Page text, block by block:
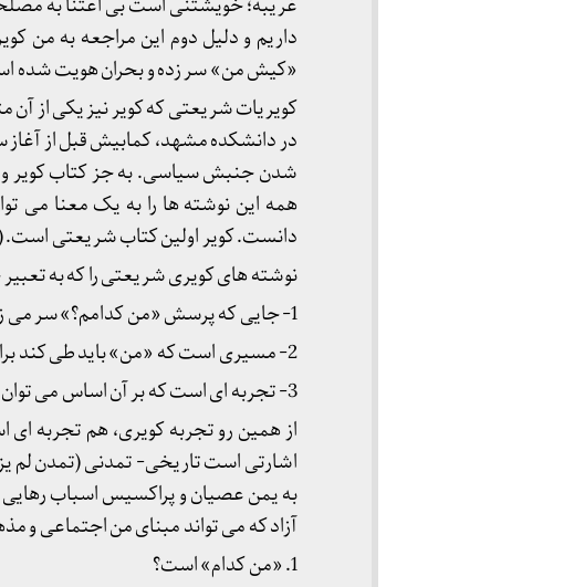
داریم و دلیل دوم این مراجعه به من
«کیش من» سر زده و بحران هویت شده
در دانشکده مشهد، کمابیش قبل از آغاز
شدن جنبش سیاسی. به جز کتاب کویر و
همه این نوشته ها را به یک معنا
دانست. کویر اولین کتاب شریعتی است.
نوشته های کویری شریعتی را که به
1- جایی که پرسش «من کدامم؟» سر می زند.
2- مسیری است که «من» باید طی کند برای خویش سازی.
3- تجربه ای است که بر آن اساس می توان امیدوار شد به امکان سرزدن راه سوم، تیپ جدید «من».
از همین رو تجربه کویری، هم تجربه
اشارتی است تاریخی- تمدنی (تمدن لم
به یمن عصیان و پراکسیس اسباب
آزاد که می تواند مبنای من اجتماعی و
1. «من کدام» است؟